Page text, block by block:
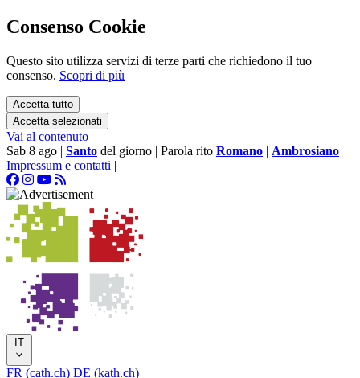
Consenso Cookie
Questo sito utilizza servizi di terze parti che richiedono il tuo
consenso. Scopri di più
Accetta tutto
Accetta selezionati
Vai al contenuto
Sab 8 ago | Santo del giorno | Parola rito Romano | Ambrosiano
Impressum e contatti |
IT
FR (cath.ch) DE (kath.ch)